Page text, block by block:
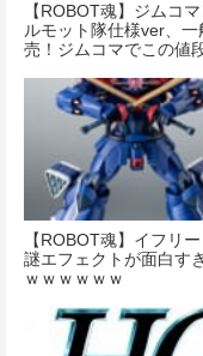
【ROBOT魂】ジムコ
ルモット隊仕様ver、一
売！ジムコマでこの値
【ROBOT魂】イフリ
謎エフェクトが面白す
ｗｗｗｗｗｗ